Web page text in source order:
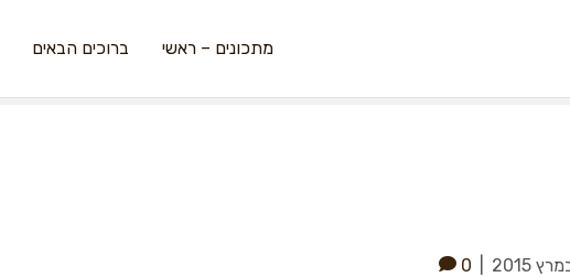
מתכונים – ראשי ברוכים הבאים
0